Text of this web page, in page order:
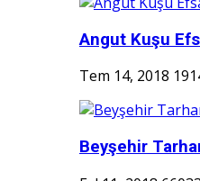
Angut Kuşu
Tem 14, 2018
Beyşehir